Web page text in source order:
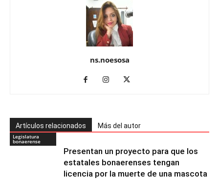
ns.noesosa
Artículos relacionados Más del autor
Legislatura
bonaerense
Presentan un proyecto para que los
estatales bonaerenses tengan
licencia por la muerte de una mascota